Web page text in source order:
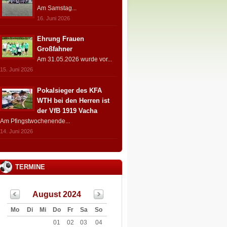
Am Samstag...
16. Juni 2026
Ehrung Frauen
Großfahner
Am 31.05.2026 wurde vor...
15. Juni 2026
Pokalsieger des KFA
WTH bei den Herren ist
der VfB 1919 Vacha
Am Pfingstwochenende...
14. Juni 2026
TERMINE
August 2024
Mo Di Mi Do Fr Sa
So
01
02 03 04